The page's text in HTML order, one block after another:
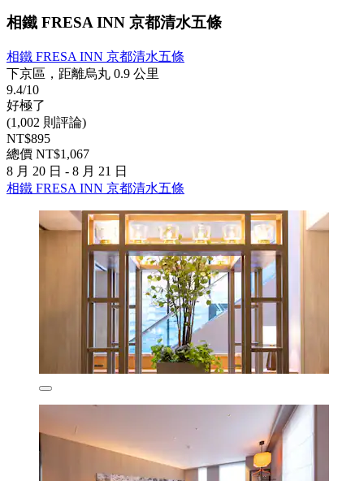
相鐵 FRESA INN 京都清水五條
相鐵 FRESA INN 京都清水五條
下京區，距離烏丸 0.9 公里
9.4/10
好極了
(1,002 則評論)
NT$895
總價 NT$1,067
8 月 20 日 - 8 月 21 日
相鐵 FRESA INN 京都清水五條